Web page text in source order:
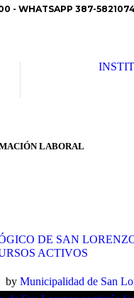
- WHATSAPP 387-
LABORAL
DE SAN
ACTIVOS
by Municipalidad de San